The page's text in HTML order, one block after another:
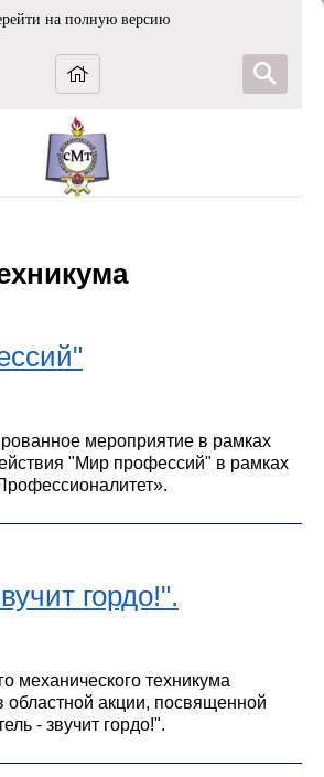
на полную версию
мероприятие в рамках
"Мир профессий" в рамках
гордо!".
механического техникума
областной акции, посвященной
- звучит гордо!".